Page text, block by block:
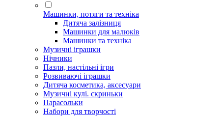
Машинки, потяги та техніка
Дитяча залізниця
Машинки для малюків
Машинки та техніка
Музичні іграшки
Нічники
Пазли, настільні ігри
Розвиваючі іграшки
Дитяча косметика, аксесуари
Музичні кулі. скриньки
Парасольки
Набори для творчості